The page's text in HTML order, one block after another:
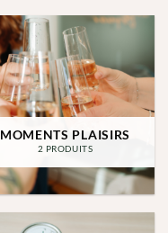
MOMENTS PLAISIRS
2 PRODUITS